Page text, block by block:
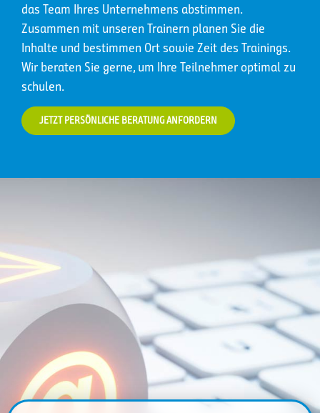
das Team Ihres Unternehmens abstimmen.
Zusammen mit unseren Trainern planen Sie die
Inhalte und bestimmen Ort sowie Zeit des Trainings.
Wir beraten Sie gerne, um Ihre Teilnehmer optimal zu
schulen.
JETZT PERSÖNLICHE BERATUNG ANFORDERN